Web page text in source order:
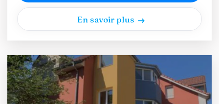
En savoir plus